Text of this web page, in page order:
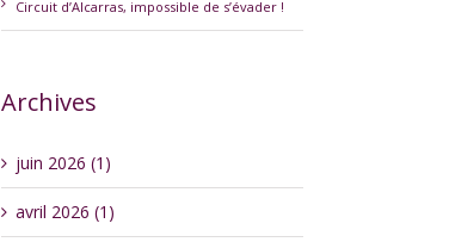
Circuit d’Alcarras, impossible de s’évader !
Archives
juin 2026 (1)
avril 2026 (1)